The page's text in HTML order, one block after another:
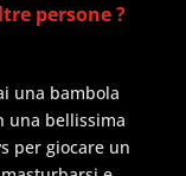
persone ?
una bambola
una bellissima
per giocare un